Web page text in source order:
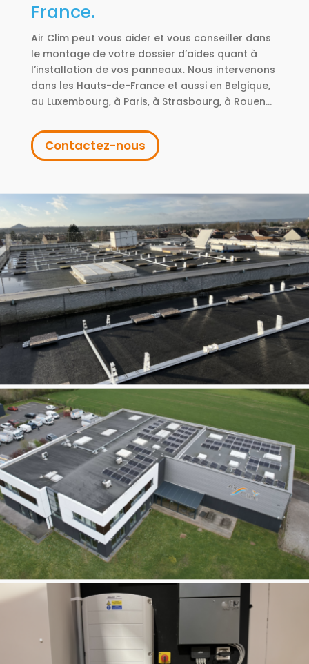
France.
Air Clim peut vous aider et vous conseiller dans
le montage de votre dossier d’aides quant à
l’installation de vos panneaux.Nous intervenons
dans les Hauts-de-France et aussi en Belgique,
au Luxembourg, à Paris, à Strasbourg, à Rouen…
Contactez-nous